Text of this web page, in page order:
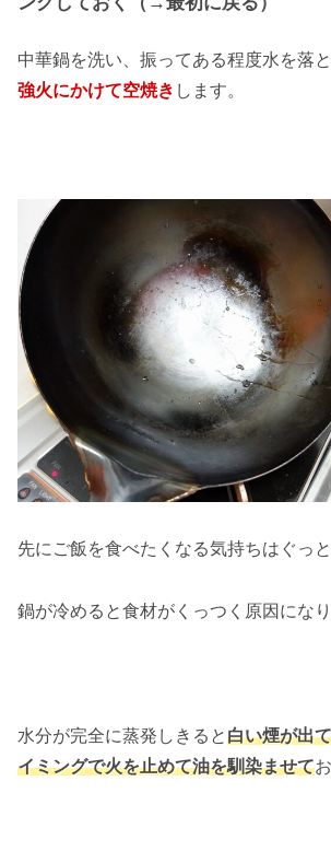
中華鍋を洗い、振ってある程度水を落と
強火にかけて空焼き します。
先にご飯を食べたくなる気持ちはぐっ
鍋が冷めると食材がくっつく原因になり
水分が完全に蒸発しきると白い煙が出
イミングで火を止めて油を馴染ませて